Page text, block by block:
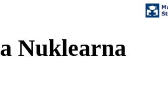
Nuklearna